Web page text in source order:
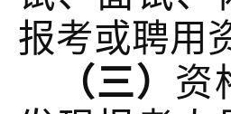
报考或聘用
（三） 资